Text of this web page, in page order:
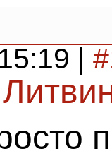
|